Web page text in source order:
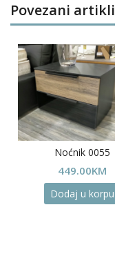
Povezani artikli
Noćnik 0055
449.00KM
Dodaj u korpu